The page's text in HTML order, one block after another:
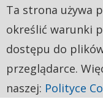
Ta strona używa
określić warunki
dostępu do
przeglądarce.
naszej: Polityce